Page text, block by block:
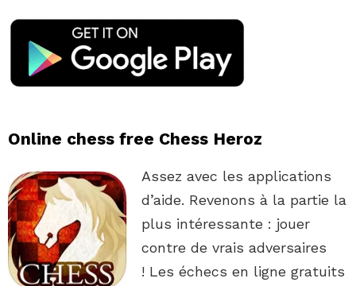
Online chess free Chess Heroz
Assez avec les applications
d’aide. Revenons à la partie la
plus intéressante : jouer
contre de vrais adversaires
! Les échecs en ligne gratuits